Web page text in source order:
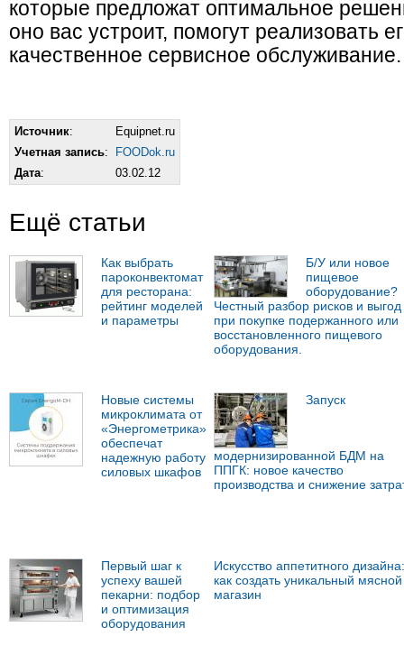
которые предложат оптимальное
оно вас устроит, помогут реализовать
качественное сервисное обслуживание.
Источник:
Equipnet.ru
Учетная запись:
FOODok.ru
Дата: 03.02.12
Ещё статьи
Как выбрать
пароконвектомат
для ресторана:
рейтинг моделей
и параметры
Б/У или новое
пищевое
оборудование?
Честный разбор рисков и выгод
при покупке подержанного или
восстановленного пищевого
оборудования.
Новые системы
микроклимата от
«Энергометрика»
обеспечат
надежную работу
силовых шкафов
Запуск
модернизированной БДМ на
ППГК: новое качество
производства и снижение
Первый шаг к
успеху вашей
пекарни: подбор
и оптимизация
оборудования
Искусство аппетитного дизайна:
как создать уникальный мясной
магазин